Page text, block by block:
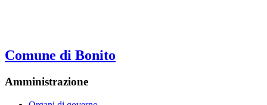
Comune di Bonito
Amministrazione